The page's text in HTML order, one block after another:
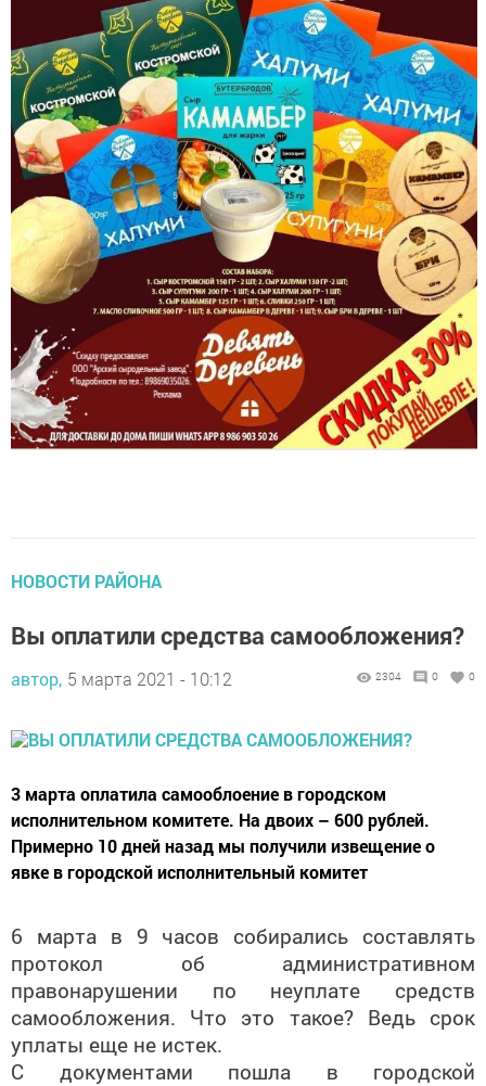
НОВОСТИ РАЙОНА
Вы оплатили средства самообложения?
автор, 5 марта 2021 - 10:12 2304 0 0
3 марта оплатила самооблоение в городском
исполнительном комитете. На двоих – 600 рублей.
Примерно 10 дней назад мы получили извещение о
явке в городской исполнительный комитет
6 марта в 9 часов собирались составлять
протокол об административном
правонарушении по неуплате средств
самообложения. Что это такое? Ведь срок
уплаты еще не истек.
С документами пошла в городской